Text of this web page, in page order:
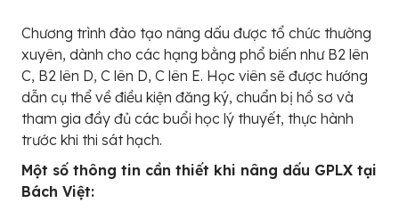
Chương trình đào tạo nâng dấu được tổ chức thường
xuyên, dành cho các hạng bằng phổ biến như B2 lên
C, B2 lên D, C lên D, C lên E. Học viên sẽ được hướng
dẫn cụ thể về điều kiện đăng ký, chuẩn bị hồ sơ và
tham gia đầy đủ các buổi học lý thuyết, thực hành
trước khi thi sát hạch.
Một số thông tin cần thiết khi nâng dấu GPLX tại
Bách Việt: